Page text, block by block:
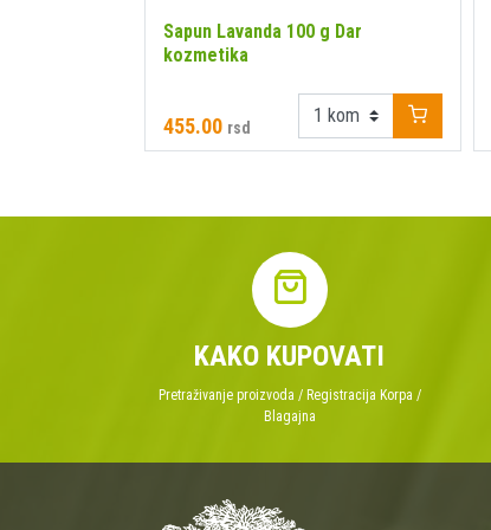
Sapun Lavanda 100 g Dar
kozmetika
455.00 rsd
KAKO KUPOVATI
Pretraživanje proizvoda / Registracija Korpa /
Blagajna